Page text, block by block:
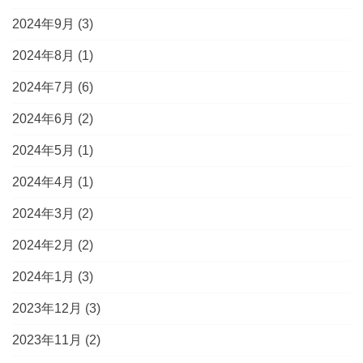
2024年9月 (3)
2024年8月 (1)
2024年7月 (6)
2024年6月 (2)
2024年5月 (1)
2024年4月 (1)
2024年3月 (2)
2024年2月 (2)
2024年1月 (3)
2023年12月 (3)
2023年11月 (2)